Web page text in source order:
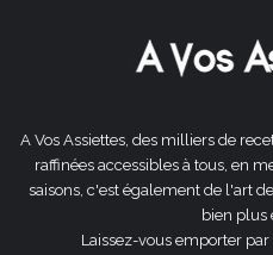
A Vos Assiettes, des milliers de
raffinées accessibles à tous, en
saisons, c'est également de l'art
bien plus
Laissez-vous emporter